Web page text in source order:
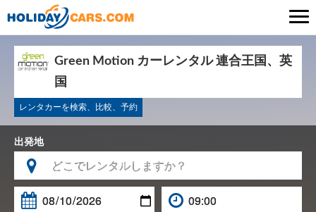
Green Motion カーレンタル 連合王国、英
国
レンタカーを検索、比較、予約
出発地

